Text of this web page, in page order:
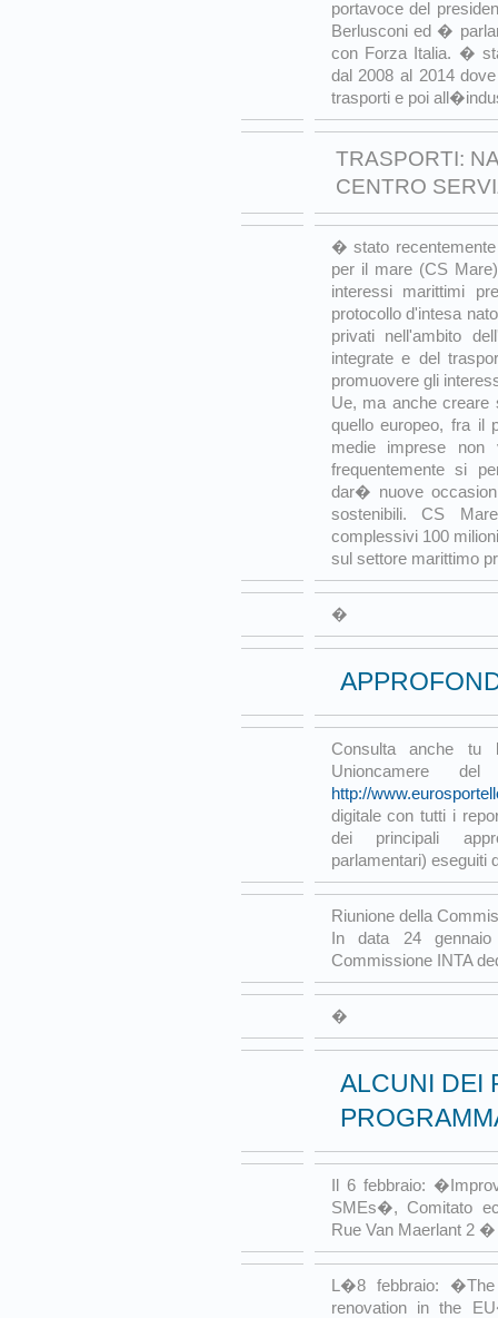
portavoce del
Berlusconi ed �
con Forza Italia. �
dal 2008 al 2014
trasporti e poi
TRASPORTI:
CENTRO
� stato
per il mare (CS
interessi marittimi
protocollo d'intesa
privati nell'ambito
integrate e del
promuovere gli
Ue, ma anche creare
quello europeo, fra il
medie imprese non
frequentemente si
dar� nuove
sostenibili. CS
complessivi 100
sul settore marittimo
�
Consulta anche tu
Unioncamere
http://
digitale con tutti i
dei principali
parlamentari) eseguiti
Riunione della
In data 24
Commissione INTA
�
ALCUNI DEI
Il 6 febbraio:
SMEs�, Comitato
Rue Van Maerlant 2
L�8 febbraio:
renovation in the